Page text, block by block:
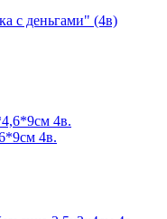
с деньгами" (4в)
4в.